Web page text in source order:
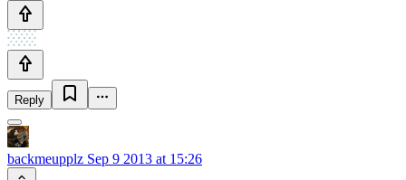
Reply
backmeupplz Sep 9 2013 at 15:26